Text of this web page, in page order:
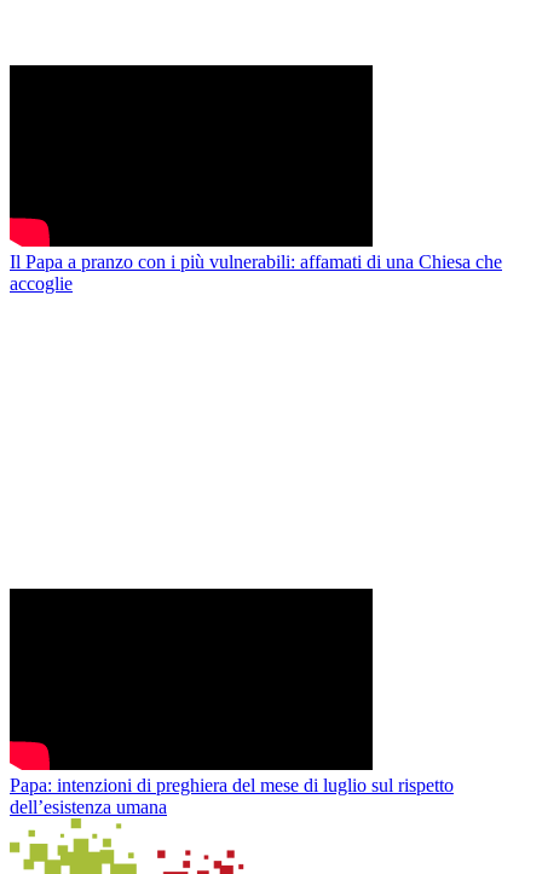
Il Papa a pranzo con i più vulnerabili: affamati di una Chiesa che
accoglie
Papa: intenzioni di preghiera del mese di luglio sul rispetto
dell’esistenza umana